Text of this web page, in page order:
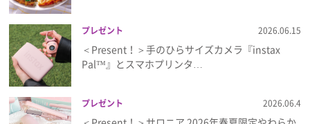
プレゼント 2026.06.15
＜Present！＞手のひらサイズカメラ『instax
Pal™』とスマホプリンタ…
プレゼント 2026.06.4